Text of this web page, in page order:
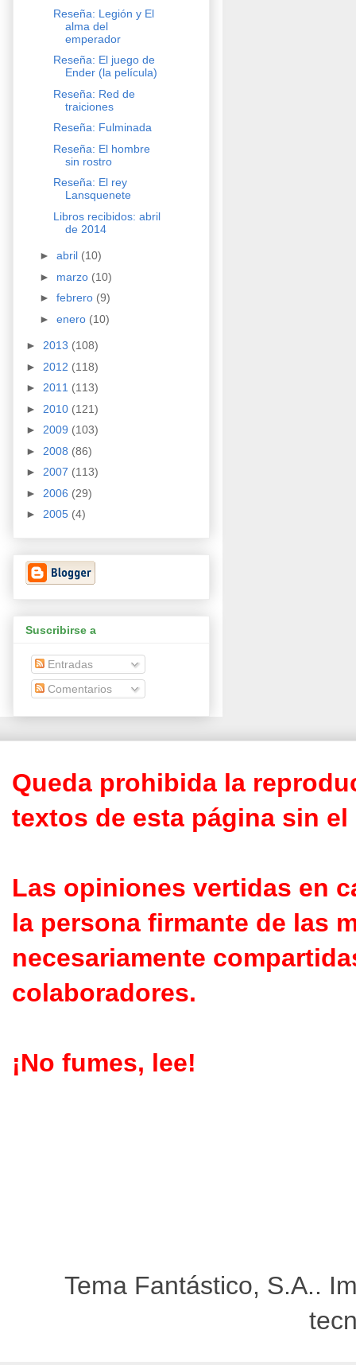
Reseña: Legión y El
alma del
emperador
Reseña: El juego de
Ender (la película)
Reseña: Red de
traiciones
Reseña: Fulminada
Reseña: El hombre
sin rostro
Reseña: El rey
Lansquenete
Libros recibidos: abril
de 2014
► abril (10)
► marzo (10)
► febrero (9)
► enero (10)
► 2013 (108)
► 2012 (118)
► 2011 (113)
► 2010 (121)
► 2009 (103)
► 2008 (86)
► 2007 (113)
► 2006 (29)
► 2005 (4)
Suscribirse a
Entradas
Comentarios
Queda prohibida la
textos de esta página sin
Las opiniones vertidas en
la persona firmante de las
necesariamente
colaboradores.
¡No fumes, lee!
Tema Fantástico, S.A..